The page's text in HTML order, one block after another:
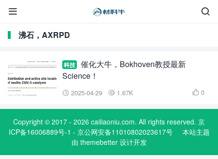


沸石，AXRPD
科技
催化大牛，Bokhoven教授最新
Science！
 2025-04-29  1.67K  0
Copyright © 2017 - 2026 cailiaoniu.com. All rights reserved. 京
ICP备16006889号-1 - 京公网安备11010802023617号
本站主题
由 themebetter设计开发